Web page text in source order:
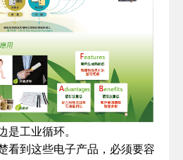
是工业循环。
看到这些电子产品，必须要容